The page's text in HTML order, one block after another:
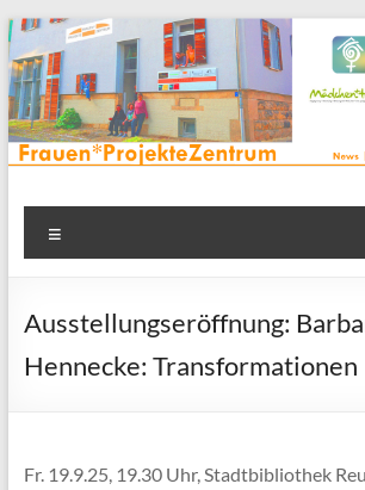
Zum
Inhalt
springen
Frauen* | Mädchen* | Projekte |
in einem Zentrum | Räume für alle |
Ausstellungseröffnung:
Hennecke: Transformationen
Fr. 19.9.25, 19.30 Uhr, Stadtbibliothek